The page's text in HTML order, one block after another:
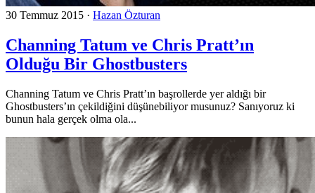
30 Temmuz 2015 · Hazan Özturan
Channing Tatum ve Chris Pratt’ın
Olduğu Bir Ghostbusters
Channing Tatum ve Chris Pratt’ın başrollerde yer aldığı bir
Ghostbusters’ın çekildiğini düşünebiliyor musunuz? Sanıyoruz ki
bunun hala gerçek olma ola...